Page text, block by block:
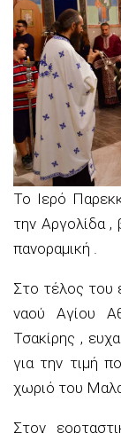
Το Ιερό
την Αργολίδα ,
πανοραμική .
Στο τέλος του
ναού Αγίου
Τσακίρης ,
για την τιμή
χωριό του
Στον